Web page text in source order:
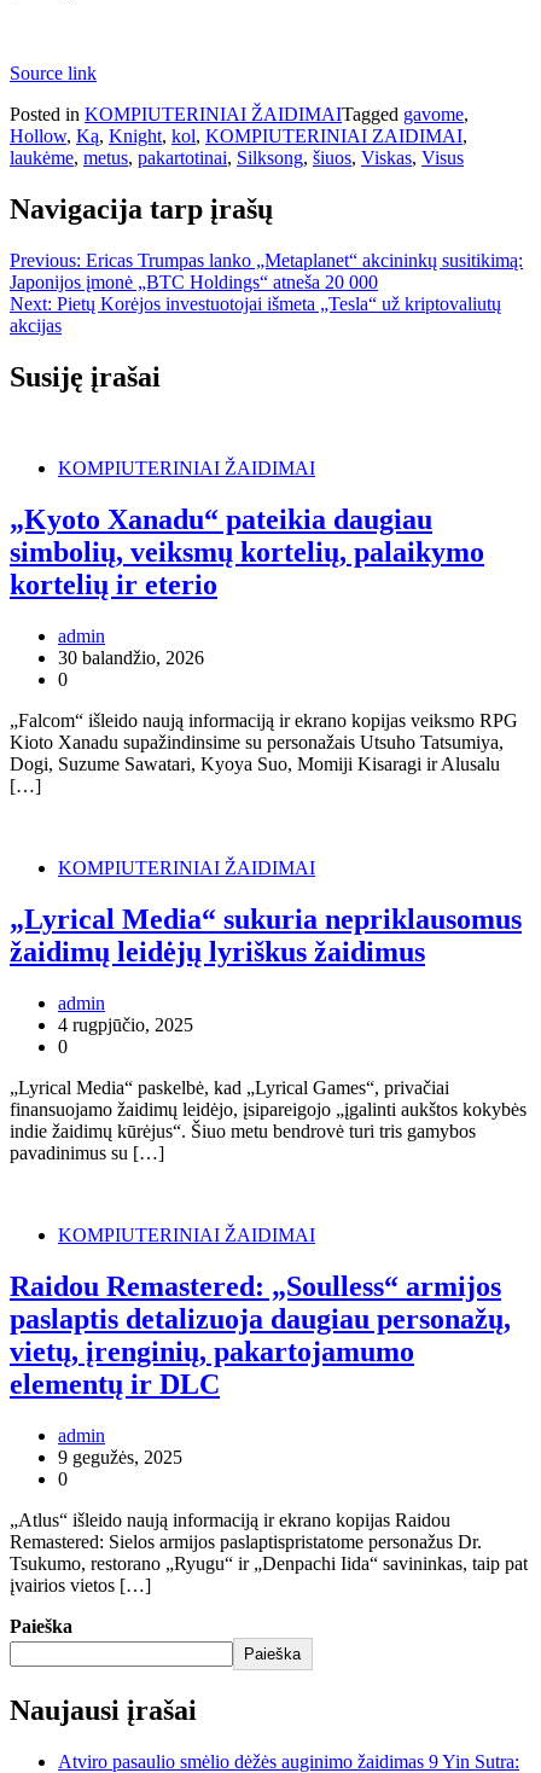
Source link
Posted in KOMPIUTERINIAI ŽAIDIMAITagged gavome,
Hollow, Ką, Knight, kol, KOMPIUTERINIAI ZAIDIMAI,
laukėme, metus, pakartotinai, Silksong, šiuos, Viskas, Visus
Navigacija tarp įrašų
Previous: Ericas Trumpas lanko „Metaplanet“ akcininkų susitikimą:
Japonijos įmonė „BTC Holdings“ atneša 20 000
Next: Pietų Korėjos investuotojai išmeta „Tesla“ už kriptovaliutų
akcijas
Susiję įrašai
KOMPIUTERINIAI ŽAIDIMAI
„Kyoto Xanadu“ pateikia daugiau
simbolių, veiksmų kortelių, palaikymo
kortelių ir eterio
admin
30 balandžio, 2026
0
„Falcom“ išleido naują informaciją ir ekrano kopijas veiksmo RPG
Kioto Xanadu supažindinsime su personažais Utsuho Tatsumiya,
Dogi, Suzume Sawatari, Kyoya Suo, Momiji Kisaragi ir Alusalu
[…]
KOMPIUTERINIAI ŽAIDIMAI
„Lyrical Media“ sukuria nepriklausomus
žaidimų leidėjų lyriškus žaidimus
admin
4 rugpjūčio, 2025
0
„Lyrical Media“ paskelbė, kad „Lyrical Games“, privačiai
finansuojamo žaidimų leidėjo, įsipareigojo „įgalinti aukštos kokybės
indie žaidimų kūrėjus“. Šiuo metu bendrovė turi tris gamybos
pavadinimus su […]
KOMPIUTERINIAI ŽAIDIMAI
Raidou Remastered: „Soulless“ armijos
paslaptis detalizuoja daugiau personažų,
vietų, įrenginių, pakartojamumo
elementų ir DLC
admin
9 gegužės, 2025
0
„Atlus“ išleido naują informaciją ir ekrano kopijas Raidou
Remastered: Sielos armijos paslaptispristatome personažus Dr.
Tsukumo, restorano „Ryugu“ ir „Denpachi Iida“ savininkas, taip pat
įvairios vietos […]
Paieška
Paieška
Naujausi įrašai
Atviro pasaulio smėlio dėžės auginimo žaidimas 9 Yin Sutra: